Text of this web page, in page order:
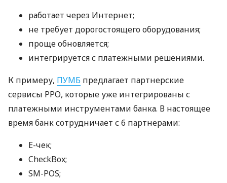
работает через Интернет;
не требует дорогостоящего оборудования;
проще обновляется;
интегрируется с платежными решениями.
К примеру, ПУМБ предлагает партнерские
сервисы РРО, которые уже интегрированы с
платежными инструментами банка. В настоящее
время банк сотрудничает с 6 партнерами:
E-чек;
CheckBox;
SM-POS;